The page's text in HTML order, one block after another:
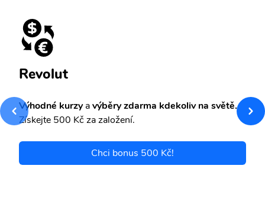
Revolut
Výhodné kurzyavýběry zdarma kdekoliv na světě.
Získejte 500 Kč za založení.
Chci bonus 500 Kč!